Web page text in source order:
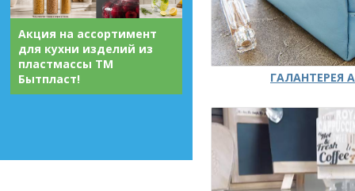
Акция на ассортимент
для кухни изделий из
пластмассы ТМ
Бытпласт!
ГАЛАНТЕРЕЯ